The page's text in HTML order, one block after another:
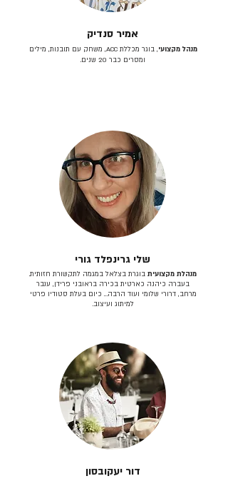
אמיר סנדיק
מנהל מקצועי
, בוגר מכללת ACC, משחק עם תובנות, מילים
ומסרים כבר 20 שנים.
שלי גרינפלד גורי
מנהלת מקצועית בוגרת בצלאל במגמה לתקשורת חזותית.
בעברה כיהנה כארטית בכירה בראובני פרידן, ענבר
מרחב, דרורי שלומי ועוד הרבה… כיום בעלת סטודיו פרטי
למיתוג ועיצוב.
דור יעקובסון